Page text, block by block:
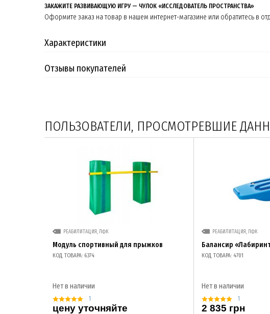
ЗАКАЖИТЕ РАЗВИВАЮЩУЮ ИГРУ — ЧУЛОК «ИССЛЕДОВАТЕЛЬ ПРОСТРАНСТВА»
Оформите заказ на товар в нашем интернет-магазине или обратитесь в
Характеристики
Отзывы покупателей
ПОЛЬЗОВАТЕЛИ, ПРОСМОТРЕВШИЕ
РЕАБИЛИТАЦИЯ, ЛФК
Модуль спортивный для прыжков
КОД ТОВАРА: 6374
Нет в наличии
1
цену уточняйте
РЕАБИЛИТАЦИЯ, ЛФК
Балансир
КОД ТОВАРА: 4701
Нет в наличии
1
2 835 грн